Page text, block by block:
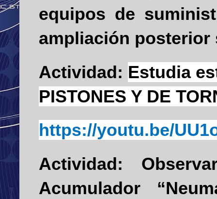
equipos de
ampliación posterior
Actividad: Estudia
PISTONES Y DE
https://youtu.be/
Actividad:
Acumulador
“